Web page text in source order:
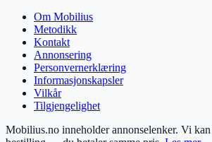
Om Mobilius
Metodikk
Kontakt
Annonsering
Personvernerklæring
Informasjonskapsler
Vilkår
Tilgjengelighet
Mobilius.no inneholder annonselenker. Vi